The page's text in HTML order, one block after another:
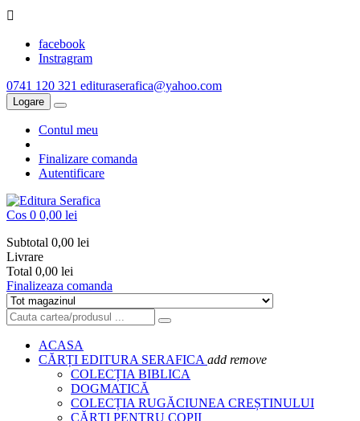

facebook
Instragram
0741 120 321 edituraserafica@yahoo.com
Logare
Contul meu
Finalizare comanda
Autentificare
Cos 0 0,00 lei
Subtotal 0,00 lei
Livrare
Total 0,00 lei
Finalizeaza comanda
ACASA
CĂRȚI EDITURA SERAFICA add remove
COLECȚIA BIBLICA
DOGMATICĂ
COLECȚIA RUGĂCIUNEA CREȘTINULUI
CĂRȚI PENTRU COPII